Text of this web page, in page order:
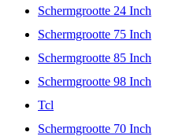
Schermgrootte 24 Inch
Schermgrootte 75 Inch
Schermgrootte 85 Inch
Schermgrootte 98 Inch
Tcl
Schermgrootte 70 Inch